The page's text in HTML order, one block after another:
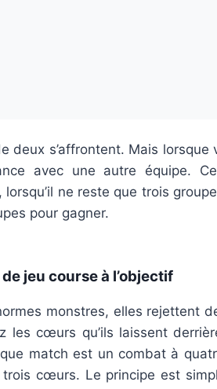
deux s’affrontent. Mais
avec une autre équipe.
ne reste que trois
pour gagner.
jeu course à l’objectif
monstres, elles rejettent
les cœurs qu’ils laissent
match est un combat à
cœurs. Le principe est